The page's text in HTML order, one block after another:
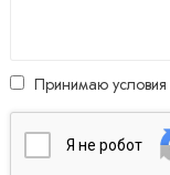
Принимаю условия
Я нe poбoт